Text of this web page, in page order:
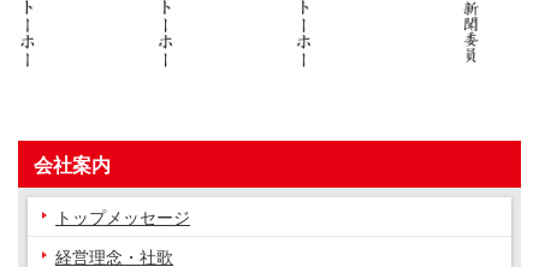
会社案内
トップメッセージ
経営理念・社歌